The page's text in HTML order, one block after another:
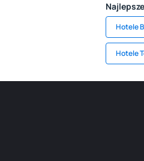
Hotele
Hotele